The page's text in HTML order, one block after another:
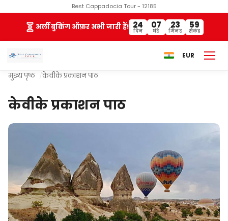
Best Cappadocia Tour - 12185
अर्ली बुकिंग ऑफ़र अभी जारी हैं! 24
दिन
07
घंटे
23
मिनट
59
सेकंड
EUR
मुख्य पृष्ठ केवीके प्रकाशन पाठ
केवीके प्रकाशन पाठ